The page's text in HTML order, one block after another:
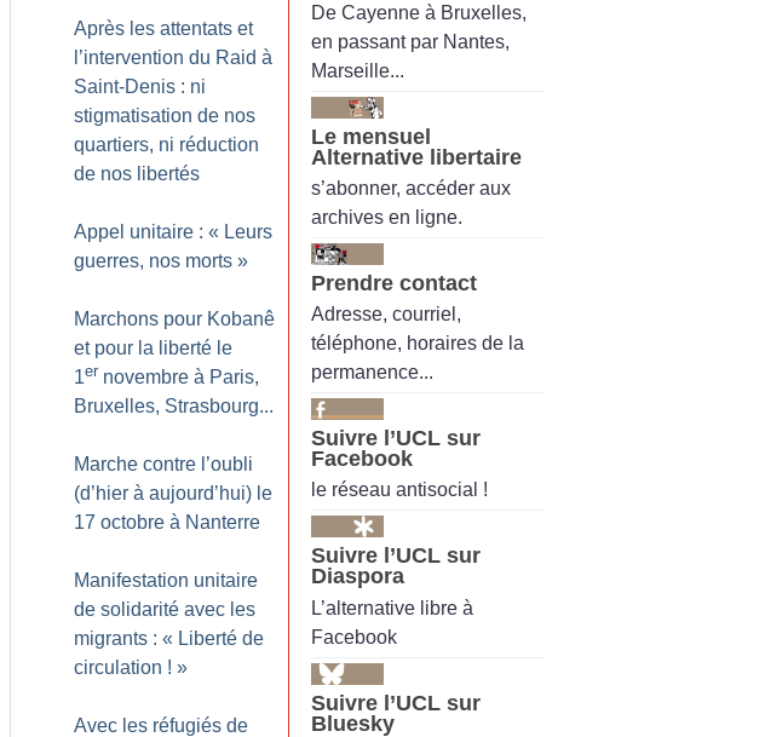
Après les attentats et
l’intervention du Raid à
Saint-Denis : ni
stigmatisation de nos
quartiers, ni réduction
de nos libertés
Appel unitaire : « Leurs
guerres, nos morts »
Marchons pour Kobanê
et pour la liberté le
1er novembre à Paris,
Bruxelles, Strasbourg...
Marche contre l’oubli
(d’hier à aujourd’hui) le
17 octobre à Nanterre
Manifestation unitaire
de solidarité avec les
migrants : « Liberté de
circulation ! »
Avec les réfugiés de
De Cayenne à Bruxelles,
en passant par Nantes,
Marseille...
Le mensuel
Alternative libertaire
s’abonner, accéder aux
archives en ligne.
Prendre contact
Adresse, courriel,
téléphone, horaires de la
permanence...
Suivre l’UCL sur
Facebook
le réseau antisocial !
Suivre l’UCL sur
Diaspora
L’alternative libre à
Facebook
Suivre l’UCL sur
Bluesky